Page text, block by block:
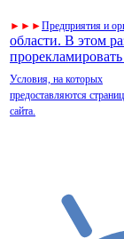
► ► ►Предприятия и
области. В этом
Условия, на которых
предоставляются
сайта.